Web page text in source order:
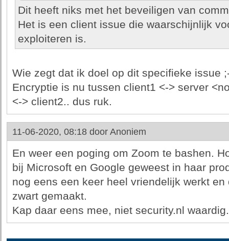
Dit heeft niks met het beveiligen van
Het is een client issue die waarschijnlijk
exploiteren is.
Wie zegt dat ik doel op dit specifieke issue
Encryptie is nu tussen client1 <-> server
<-> client2.. dus ruk.
11-06-2020, 08:18 door Anoniem
En weer een poging om Zoom te bashen.
bij Microsoft en Google geweest in haar
nog eens een keer heel vriendelijk werkt
zwart gemaakt.
Kap daar eens mee, niet security.nl waardig.